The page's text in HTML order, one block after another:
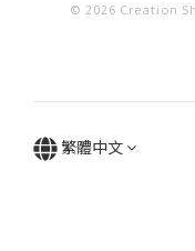
© 2026 Creation
繁體中文